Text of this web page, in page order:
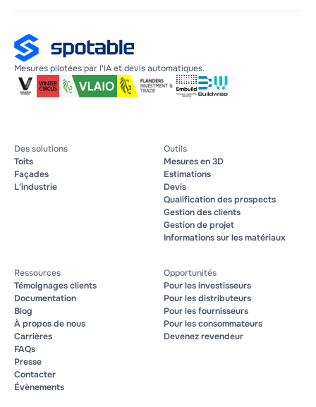
Mesures pilotées par l'IA et devis automatiques.
Des solutions
Toits
Façades
L'industrie
Outils
Mesures en 3D
Estimations
Devis
Qualification des prospects
Gestion des clients
Gestion de projet
Informations sur les matériaux
Ressources
Témoignages clients
Documentation
Blog
À propos de nous
Carrières
FAQs
Presse
Contacter
Évènements
Opportunités
Pour les investisseurs
Pour les distributeurs
Pour les fournisseurs
Pour les consommateurs
Devenez revendeur